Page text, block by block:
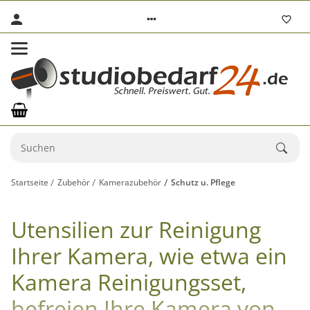
Startseite Zubehör Kamerazubehör Schutz u. Pflege
Utensilien zur Reinigung
Ihrer Kamera, wie etwa ein
Kamera Reinigungsset,